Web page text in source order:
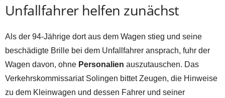
Unfallfahrer helfen zunächst
Als der 94-Jährige dort aus dem Wagen stieg und seine
beschädigte Brille bei dem Unfallfahrer ansprach, fuhr der
Wagen davon, ohne Personalien auszutauschen. Das
Verkehrskommissariat Solingen bittet Zeugen, die Hinweise
zu dem Kleinwagen und dessen Fahrer und seiner